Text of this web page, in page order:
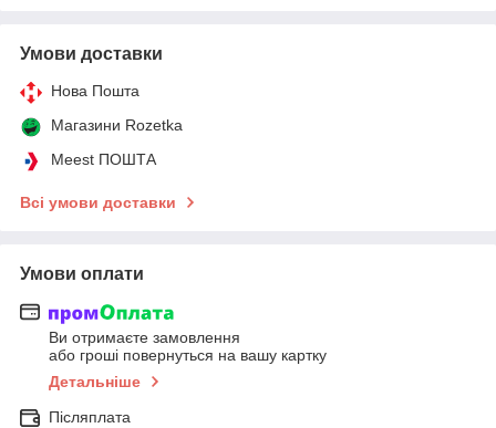
Умови доставки
Нова Пошта
Магазини Rozetka
Meest ПОШТА
Всі умови доставки
Умови оплати
Ви отримаєте замовлення
або гроші повернуться на вашу картку
Детальніше
Післяплата